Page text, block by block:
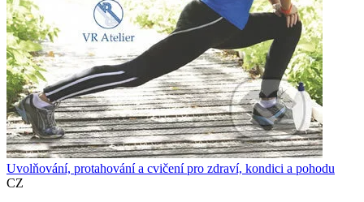
Uvolňování, protahování a cvičení pro zdraví, kondici a pohodu
CZ